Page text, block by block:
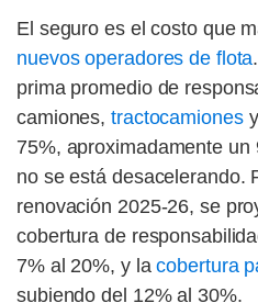
El seguro es el costo que
nuevos operadores de flota
prima promedio de
camiones,tractocamionesy
75%, aproximadamente
no se está desacelerando.
renovación 2025-26, se
cobertura de
7% al 20%, y lacobertura
subiendo del 12% al 30%.